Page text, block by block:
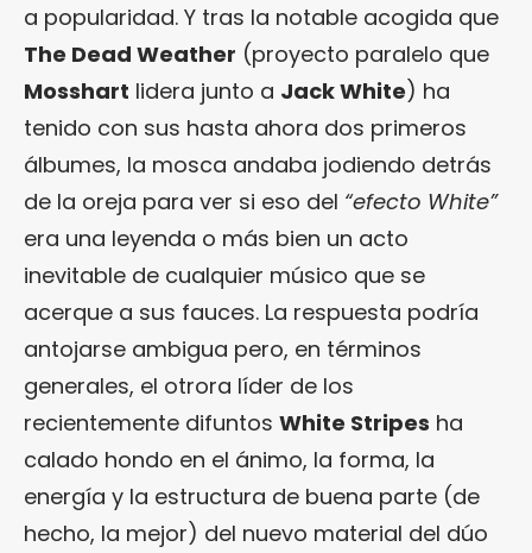
a popularidad. Y tras la notable acogida que
The Dead Weather (proyecto paralelo que
Mosshart lidera junto a Jack White) ha
tenido con sus hasta ahora dos primeros
álbumes, la mosca andaba jodiendo detrás
de la oreja para ver si eso del “efecto White”
era una leyenda o más bien un acto
inevitable de cualquier músico que se
acerque a sus fauces. La respuesta podría
antojarse ambigua pero, en términos
generales, el otrora líder de los
recientemente difuntos White Stripes ha
calado hondo en el ánimo, la forma, la
energía y la estructura de buena parte (de
hecho, la mejor) del nuevo material del dúo